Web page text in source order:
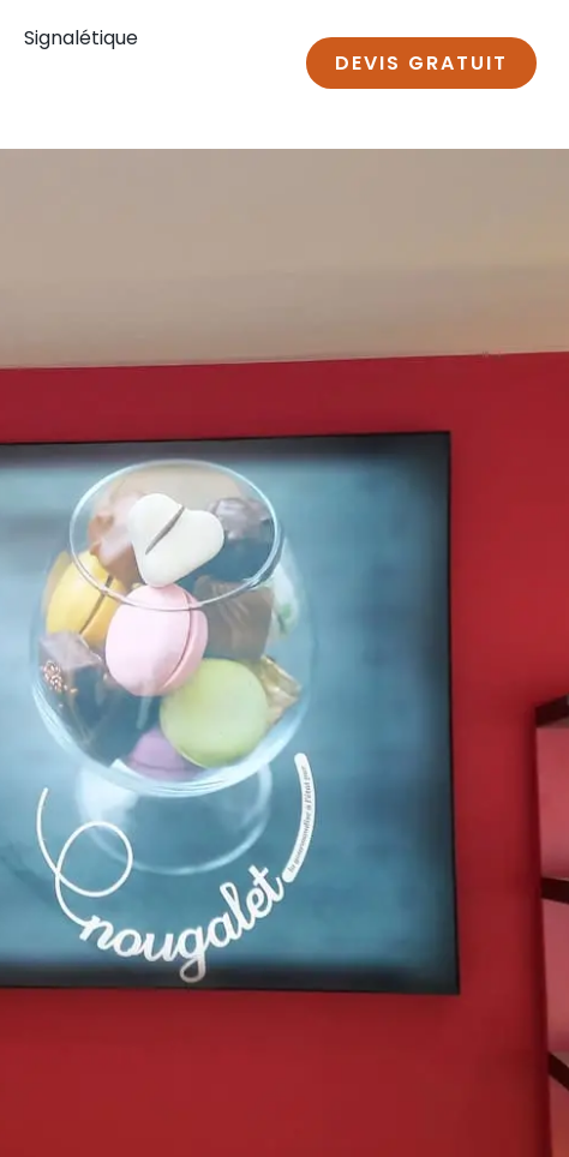
Signalétique
DEVIS GRATUIT